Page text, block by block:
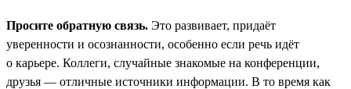
Просите обратную связь. Это развивает, придаёт
уверенности и осознанности, особенно если речь идёт
о карьере. Коллеги, случайные знакомые на конференции,
друзья — отличные источники информации. В то время как